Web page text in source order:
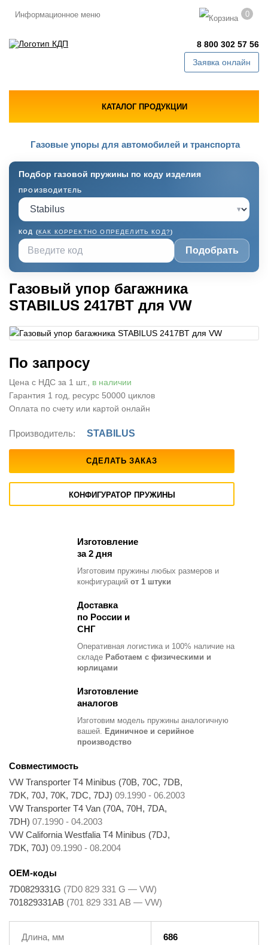
Информационное меню 0
8 800 302 57 56
Заявка онлайн
КАТАЛОГ ПРОДУКЦИИ
Газовые упоры для автомобилей и транспорта
Подбор газовой пружины по коду изделия
ПРОИЗВОДИТЕЛЬ
▾
КОД (КАК КОРРЕКТНО ОПРЕДЕЛИТЬ КОД?)
Подобрать
Газовый упор багажника
STABILUS 2417BT для VW
По запросу
Цена с НДС за 1 шт., в наличии
Гарантия 1 год, ресурс 50000 циклов
Оплата по счету или картой онлайн
Производитель: STABILUS
СДЕЛАТЬ ЗАКАЗ
КОНФИГУРАТОР ПРУЖИНЫ
Изготовление
за 2 дня
Изготовим пружины любых размеров и
конфигураций от 1 штуки
Доставка
по России и
СНГ
Оперативная логистика и 100% наличие на
складе Работаем с физическими и
юрлицами
Изготовление
аналогов
Изготовим модель пружины аналогичную
вашей. Единичное и серийное
производство
Совместимость
VW Transporter T4 Minibus (70B, 70C, 7DB,
7DK, 70J, 70K, 7DC, 7DJ) 09.1990 - 06.2003
VW Transporter T4 Van (70A, 70H, 7DA,
7DH) 07.1990 - 04.2003
VW California Westfalia T4 Minibus (7DJ,
7DK, 70J) 09.1990 - 08.2004
OEM-коды
7D0829331G (7D0 829 331 G — VW)
701829331AB (701 829 331 AB — VW)
Длина, мм 686